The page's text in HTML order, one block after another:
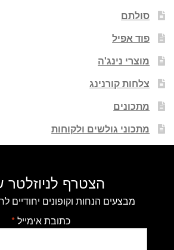
סולתם
פוד אפיל
מוצרי נינג'ה
צלחות קורנינג
מתכונים
מתכוני גולשים ולקוחות
הצטרף לניוזלטר
מבצעים הנחות וקופונים יחודיים
כתובת אימייל*